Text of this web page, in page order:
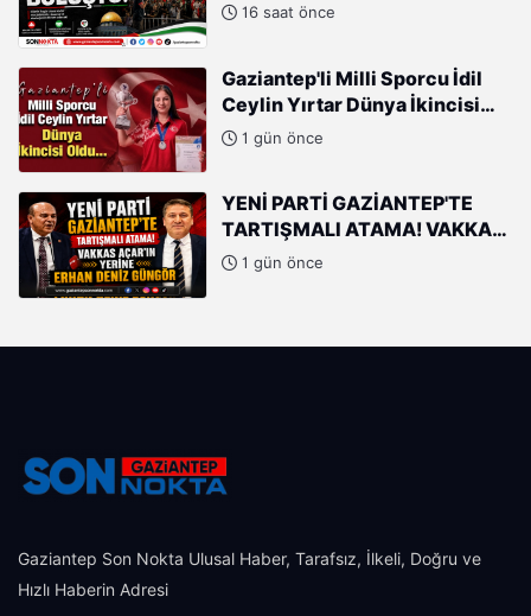
16 saat önce
Gaziantep'li Milli Sporcu İdil
Ceylin Yırtar Dünya İkincisi
Oldu1 gün önce
YENİ PARTİ GAZİANTEP'TE
TARTIŞMALI ATAMA! VAKKAS
AÇAR'IN YERİNE ERHAN DENİZ
1 gün önce
Gaziantep Son Nokta Ulusal Haber, Tarafsız, İlkeli, Doğru ve
Hızlı Haberin Adresi